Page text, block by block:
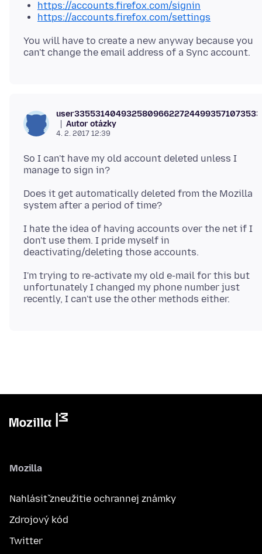
https://accounts.firefox.com/signin
https://accounts.firefox.com/settings
You will have to create a new anyway because you
Autor otázky
4. 2. 2017 12:39
So I can't have my old account deleted unless I
Does it get automatically deleted from the Mozilla
I hate the idea of having accounts over the net if I
don't use them. I pride myself in
I'm trying to re-activate my old e-mail for this but
unfortunately I changed my phone number just
Mozilla
Nahlásiť zneužitie ochrannej známky
Zdrojový kód
Twitter